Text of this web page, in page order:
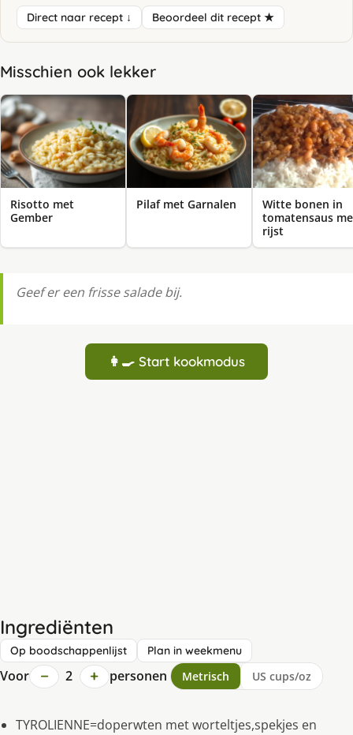
Direct naar recept ↓ Beoordeel dit recept ★
Misschien ook lekker
Risotto met
Gember
Pilaf met Garnalen
Witte bonen in
tomatensaus
rijst
Geef er een frisse salade bij.
👩‍🍳 Start kookmodus
Ingrediënten
Op boodschappenlijst Plan in weekmenu
Voor − 2 + personen Metrisch US cups/oz
TYROLIENNE=doperwten met worteltjes,spekjes en